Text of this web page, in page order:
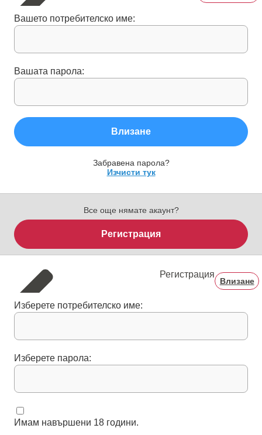
Вашето потребителско име:
Вашата парола:
Влизане
Забравена парола?
Изчисти тук
Все още нямате акаунт?
Регистрация
Регистрация
Влизане
Изберете потребителско име:
Изберете парола:
Имам навършени 18 години.